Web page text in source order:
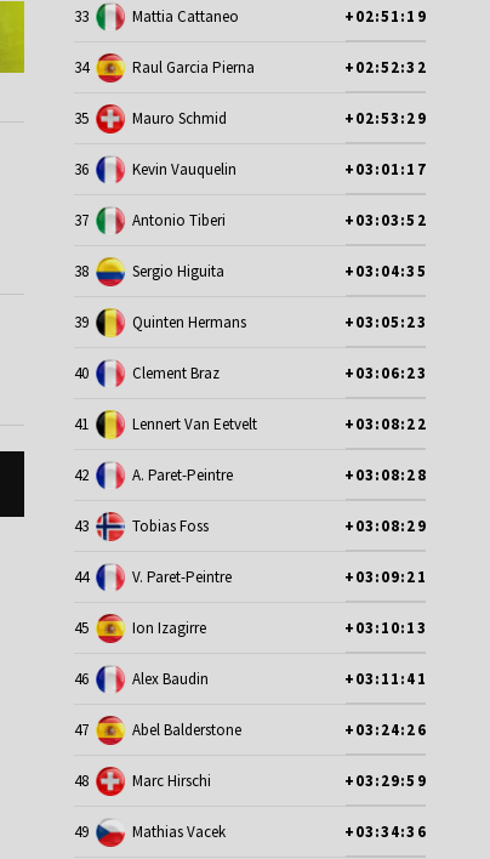
33 Mattia Cattaneo +02:51:19
34 Raul Garcia Pierna +02:52:32
35 Mauro Schmid +02:53:29
36 Kevin Vauquelin +03:01:17
37 Antonio Tiberi +03:03:52
38 Sergio Higuita +03:04:35
39 Quinten Hermans +03:05:23
40 Clement Braz +03:06:23
41 Lennert Van Eetvelt +03:08:22
42 A. Paret-Peintre +03:08:28
43 Tobias Foss +03:08:29
44 V. Paret-Peintre +03:09:21
45 Ion Izagirre +03:10:13
46 Alex Baudin +03:11:41
47 Abel Balderstone +03:24:26
48 Marc Hirschi +03:29:59
49 Mathias Vacek +03:34:36